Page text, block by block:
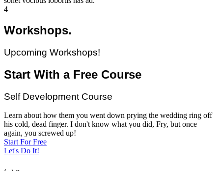
4
Workshops.
Upcoming Workshops!
Start With a Free Course
Self Development Course
Learn about how them you went down prying the wedding ring off
his cold, dead finger. I don't know what you did, Fry, but once
again, you screwed up!
Start For Free
Let's Do It!